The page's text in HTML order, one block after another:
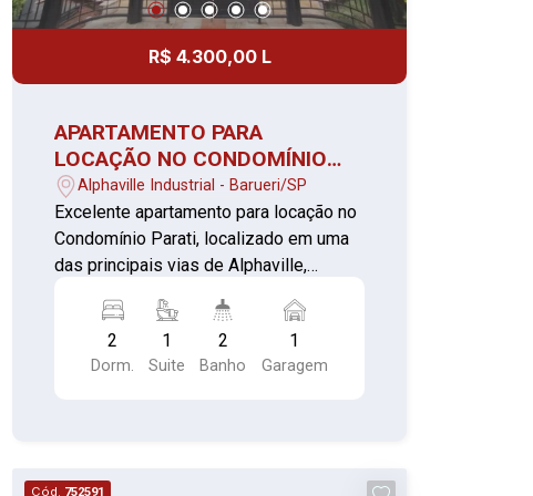
R$ 4.300,00 L
APARTAMENTO PARA
LOCAÇÃO NO CONDOMÍNIO
PARATI- ALPHAVILLE
INDUSTRIAL- BARUERI/SP
Alphaville Industrial - Barueri/SP
Excelente apartamento para locação no
Condomínio Parati, localizado em uma
das principais vias de Alphaville,
acesso aos principais centros
comerciais e empresariais da região.
Características do imóvel: 02
planejados; Banheiro social; Área de
2
Dorm.
1
Suite
2
Banho
1
Garagem
Cód. 752591